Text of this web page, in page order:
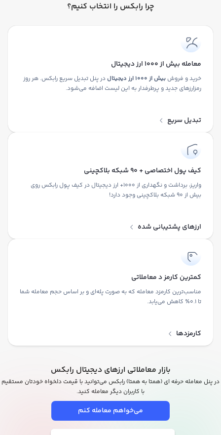
چرا رابکس را انتخاب کنیم؟
معامله بیش از ۱۰۰۰ ارز دیجیتال
خرید و فروش بیش از ۱۰۰۰ ارز دیجیتال
در پنل تبدیل سریع رابکس. هر روز
رمزارزهای جدید و پرطرفدار به این لیست اضافه می‌شود.
تبدیل سریع
کیف پول اختصاصی + ۹۰ شبکه بلاکچینی
واریز، برداشت و نگهداری از ۱۰۰۰+ ارز دیجیتال در کیف پول رابکس روی
بیش از ۹۰ شبکه بلاکچینی وجود دارد!
ارزهای پشتیبانی شده
کمترین کارمز د معاملاتی
مناسب‌ترین کارمزد معامله که به صورت پله‌ای و بر اساس حجم معامله شما
تا ۰.۱٪ کاهش می‌یابد.
کارمزدها
بازار معاملاتی ارزهای دیجیتال رابکس
در پنل معامله حرفه ای (همتا به همتا) رابکس می‌توانید با قیمت دلخواه خودتان مستقیم
با کاربران دیگر معامله کنید.
می‌خواهم معامله کنم